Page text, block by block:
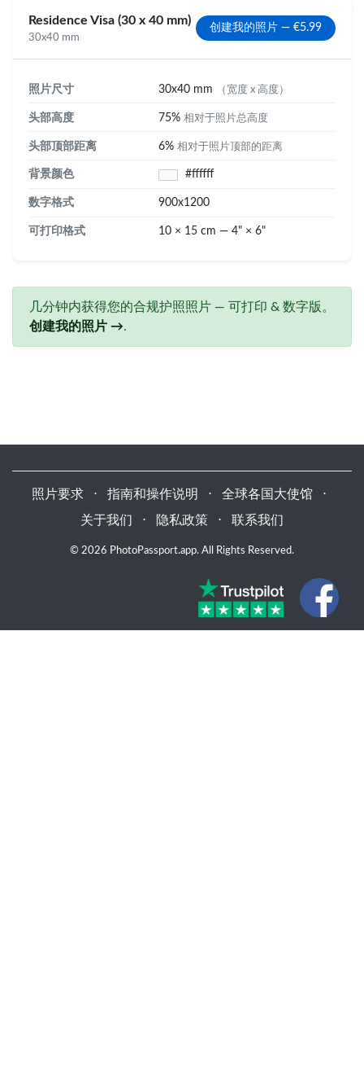
Residence Visa (30 x 40 mm)
30x40 mm
创建我的照片 — €5.99
照片尺寸 30x40 mm （宽度 x 高度）
头部高度 75% 相对于照片总高度
头部顶部距离 6% 相对于照片顶部的距离
背景颜色 #ffffff
数字格式 900x1200
可打印格式 10 × 15 cm — 4" × 6"
几分钟内获得您的合规护照照片 — 可打印 & 数字版。
创建我的照片 →.
照片要求 ⋅ 指南和操作说明 ⋅ 全球各国大使馆
⋅
关于我们
⋅ 隐私政策 ⋅ 联系我们
© 2026 PhotoPassport.app. All Rights Reserved.